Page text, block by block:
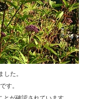
た。
す。